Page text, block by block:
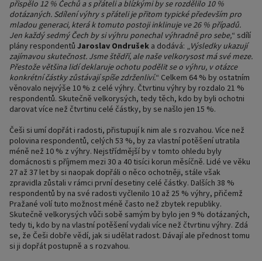
přispělo 12 % Čechů a s přáteli a blízkými by se rozdělilo 10 %
dotázaných. Sdílení výhry s přáteli je přitom typické především pro
mladou generaci, která k tomuto postoji inklinuje ve 26 % případů.
Jen každý sedmý Čech by si výhru ponechal výhradně pro sebe,“ sdílí
plány respondentů Jaroslav Ondrušek a dodává: „Výsledky ukazují
zajímavou skutečnost. Jsme štědří, ale naše velkorysost má své meze.
Přestože většina lidí deklaruje ochotu podělit se o výhru, v otázce
konkrétní částky zůstávají spíše zdrženliví.“ Celkem 64 % by ostatním
věnovalo nejvýše 10 % z celé výhry. Čtvrtinu výhry by rozdalo 21 %
respondentů. Skutečně velkorysých, tedy těch, kdo by byli ochotni
darovat více než čtvrtinu celé částky, by se našlo jen 15 %.
Češi si umí dopřát i radosti, přistupují k nim ale s rozvahou. Více než
polovina respondentů, celých 53 %, by za vlastní potěšení utratila
méně než 10 % z výhry. Nejstřídmější by v tomto ohledu byly
domácnosti s příjmem mezi 30 a 40 tisíci korun měsíčně. Lidé ve věku
27 až 37 let by si naopak dopřáli o něco ochotněji, stále však
zpravidla zůstali v rámci první desetiny celé částky. Dalších 38 %
respondentů by na své radosti vyčlenilo 10 až 25 % výhry, přičemž
Pražané volí tuto možnost méně často než zbytek republiky.
Skutečně velkorysých vůči sobě samým by bylo jen 9 % dotázaných,
tedy ti, kdo by na vlastní potěšení vydali více než čtvrtinu výhry. Zdá
se, že Češi dobře vědí, jak si udělat radost. Dávají ale přednost tomu
si ji dopřát postupně a s rozvahou.